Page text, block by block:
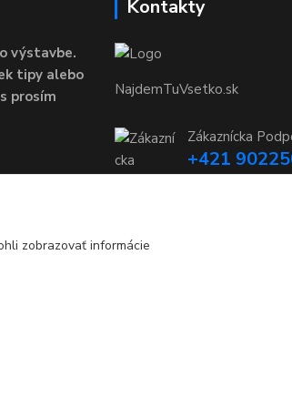
výstavbe.
tipy alebo
prosím
Kontakty
NajdemTuVsetko.sk
Zákaznícka
+421
zobrazovať informácie